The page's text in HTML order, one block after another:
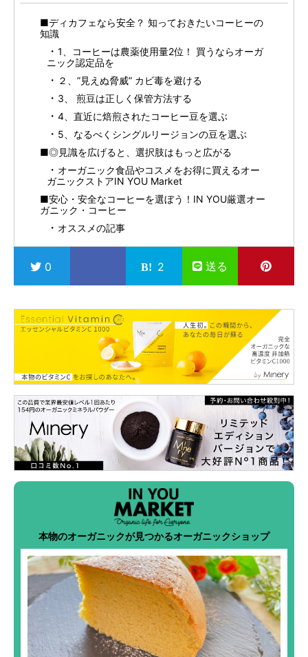
■ディカフェなら安全？ 知っておきたいコーヒーの
知識
1、コーヒーは農薬使用量2位！ 買うならオーガ
ニック認定品を
２、”見えぬ脅威” カビ毒を避ける
3、 煎豆は正しく保管方法する
4、直近に焙煎されたコーヒー豆を選ぶ
5、なるべくシングルリージョンの豆を選ぶ
■◎見識を広げると、選択肢はもっと広がる
オーガニック食品やコスメをお得に買えるオー
ガニックストアIN YOU Market
■安心・安全なコーヒーを選ぼう！IN YOU厳選オー
ガニック・コーヒー
オススメの記事
0 2 送る
本物のオーガニックが見つかるオーガニックショップ